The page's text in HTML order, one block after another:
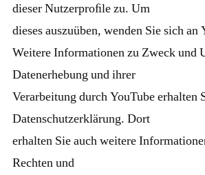
dieser Nutzerproﬁle zu. Um
dieses auszuüben, wenden Sie sich an
Weitere Informationen zu Zweck und
Datenerhebung und ihrer
Verarbeitung durch YouTube erhalten
Datenschutzerklärung. Dort
erhalten Sie auch weitere
Rechten und